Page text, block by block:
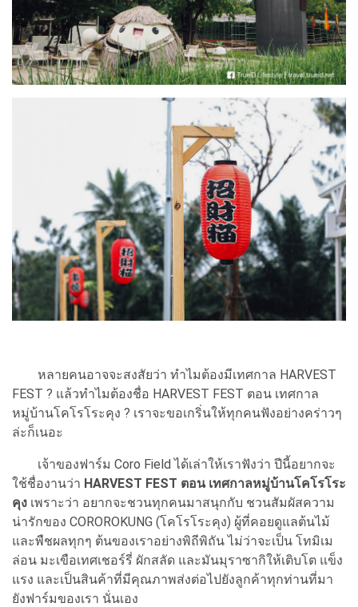
หลายคนอาจจะสงสัยว่า ทำไมต้องมีเทศกาล HARVEST
FEST ? แล้วทำไมต้องชื่อ HARVEST FEST ตอน เทศกาล
หมู่บ้านโคโรโระคุง ? เราจะขอเกริ่นให้ทุกคนฟังอย่างคร่าวๆ
ล่ะก็เนอะ
เจ้าของฟาร์ม Coro Field ได้เล่าให้เราฟังว่า ปีนี้อยากจะ
ใช้ชื่องานว่า HARVEST FEST ตอน เทศกาลหมู่บ้านโคโรโระ
คุง เพราะว่า อยากจะชวนทุกคนมาสนุกกับ ชวนสัมผัสความ
น่ารักของ COROROKUNG (โคโรโระคุง) ผู้ที่คอยดูแลต้นไม้
และพืชผลทุกๆ ต้นของเราอย่างพิถีพิถัน ไม่ว่าจะเป็น โทมิเม
ล่อน มะเขือเทศเชอร์รี่ ผักสลัด และมันมุราซากิให้เติบโต แข็ง
แรง และเป็นสินค้าที่มีคุณภาพส่งต่อไปยังลูกค้าทุกท่านที่มา
ยังฟาร์มของเรา นั่นเอง